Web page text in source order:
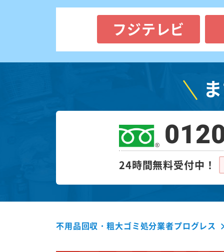
フジテレビ
24時間無料受付中！
不用品回収・粗大ゴミ処分業者プログレス